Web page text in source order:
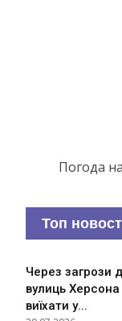
Погода
Топ
Через загрози
вулиць
виїхати у...